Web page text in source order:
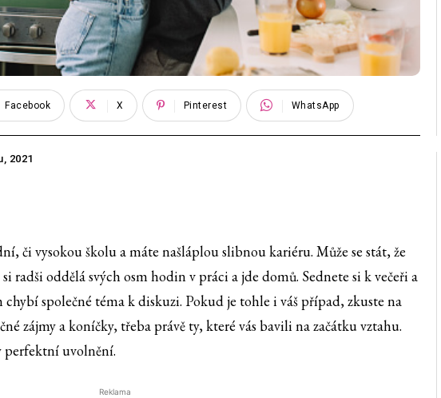
Facebook X Pinterest WhatsApp
2021
či vysokou školu a máte našláplou slibnou kariéru. Může se stát, že
radši oddělá svých osm hodin v práci a jde domů. Sednete si k večeři a
společné téma k diskuzi. Pokud je tohle i váš případ, zkuste na
zájmy a koníčky, třeba právě ty, které vás bavili na začátku vztahu.
perfektní uvolnění.
Reklama